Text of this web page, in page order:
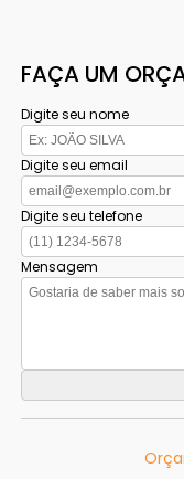
FAÇA UM
Digite seu nome
Digite seu email
Digite seu telefone
Mensagem